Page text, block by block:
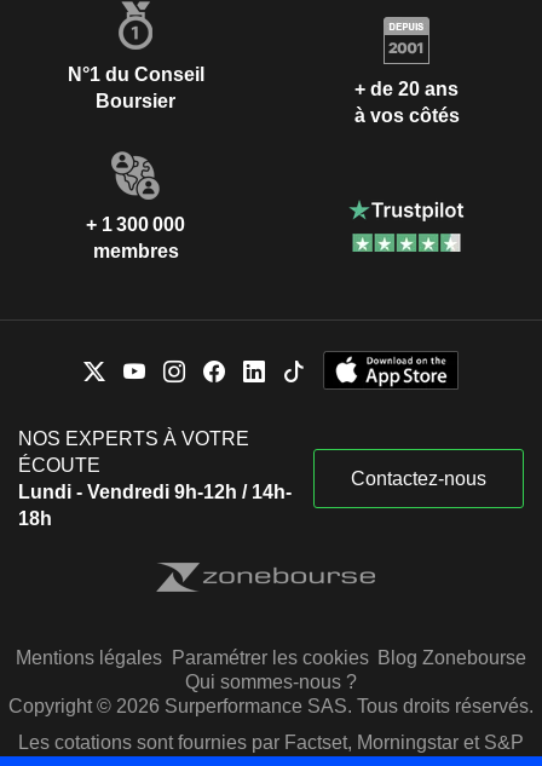
N°1 du Conseil
Boursier
+ de 20 ans
à vos côtés
+ 1 300 000
membres
NOS EXPERTS À VOTRE
ÉCOUTE
Lundi - Vendredi 9h-12h / 14h-
18h
Contactez-nous
Mentions légales Paramétrer les cookies Blog Zonebourse
Qui sommes-nous ?
Copyright © 2026 Surperformance SAS. Tous droits réservés.
Les cotations sont fournies par Factset, Morningstar et S&P